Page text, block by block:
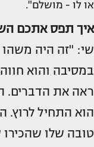
או לו - מושלם".
איך תפס אתכם
שי: "זה היה
במסיבה והוא
ראה את הדברים.
הוא התחיל
טובה שלו